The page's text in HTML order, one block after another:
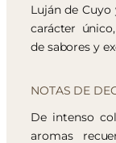
Luján de
carácter
de sabores y
NOTAS DE
De intenso
aromas